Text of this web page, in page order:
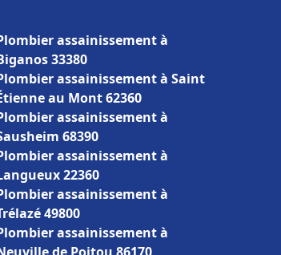
assainissement à
33380
assainissement à Saint
au Mont 62360
assainissement à
68390
assainissement à
22360
assainissement à
49800
assainissement à